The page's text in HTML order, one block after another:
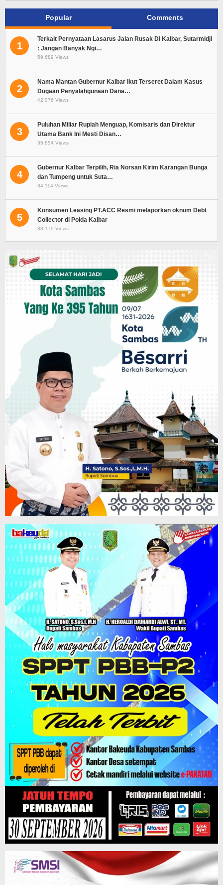
Popular Comments
1
Terkait Pernyataan Lasarus Jalan Rusak Di Kalbar, Sutarmidji
: Jangan Banyak Ngi…
59,689 Views
2
Nama Mantan Gubernur Kalbar Ikut Terseret Dalam Kasus
Dugaan Penyalahgunaan Dana…
42,076 Views
3
Puluhan Miliar Rupiah Menguap, Komisaris dan Direktur
Utama Bank Ini Mesti Disan…
35,854 Views
4
Gubernur Kalbar Terpilih, Ria Norsan Kirim Karangan Bunga
dan Tumpeng untuk Suta…
34,114 Views
5
Konsumen Leasing PT.ACC Resmi melaporkan oknum Debt
Collector di Polda Kalbar
33,170 Views